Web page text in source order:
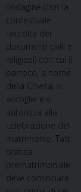
l’indagine (con la
contestuale
raccolta dei
documenti civili e
religiosi) con cui il
parroco, a nome
della Chiesa, vi
accoglie e vi
autorizza alla
celebrazione del
matrimonio. Tale
pratica
prematrimoniale
deve cominciare